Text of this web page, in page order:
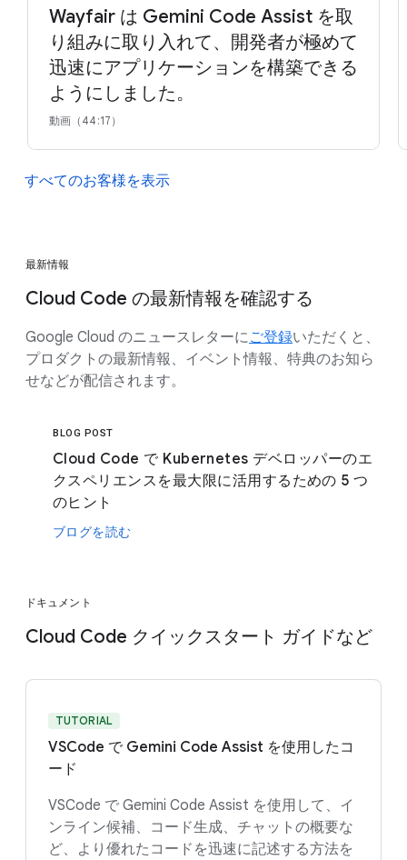
Wayfair は Gemini Code Assist を取
り組みに取り入れて、開発者が極めて
迅速にアプリケーションを構築できる
ようにしました。
動画（44:17）
すべてのお客様を表示
最新情報
Cloud Code の最新情報を確認する
Google Cloud のニュースレターにご登録いただくと、
プロダクトの最新情報、イベント情報、特典のお知ら
せなどが配信されます。
BLOG POST
Cloud Code で Kubernetes デベロッパーのエ
クスペリエンスを最大限に活用するための 5 つ
のヒント
ブログを読む
ドキュメント
Cloud Code クイックスタート ガイドなど
TUTORIAL
VSCode で Gemini Code Assist を使用したコ
ード
VSCode で Gemini Code Assist を使用して、イ
ンライン候補、コード生成、チャットの概要な
ど、より優れたコードを迅速に記述する方法を